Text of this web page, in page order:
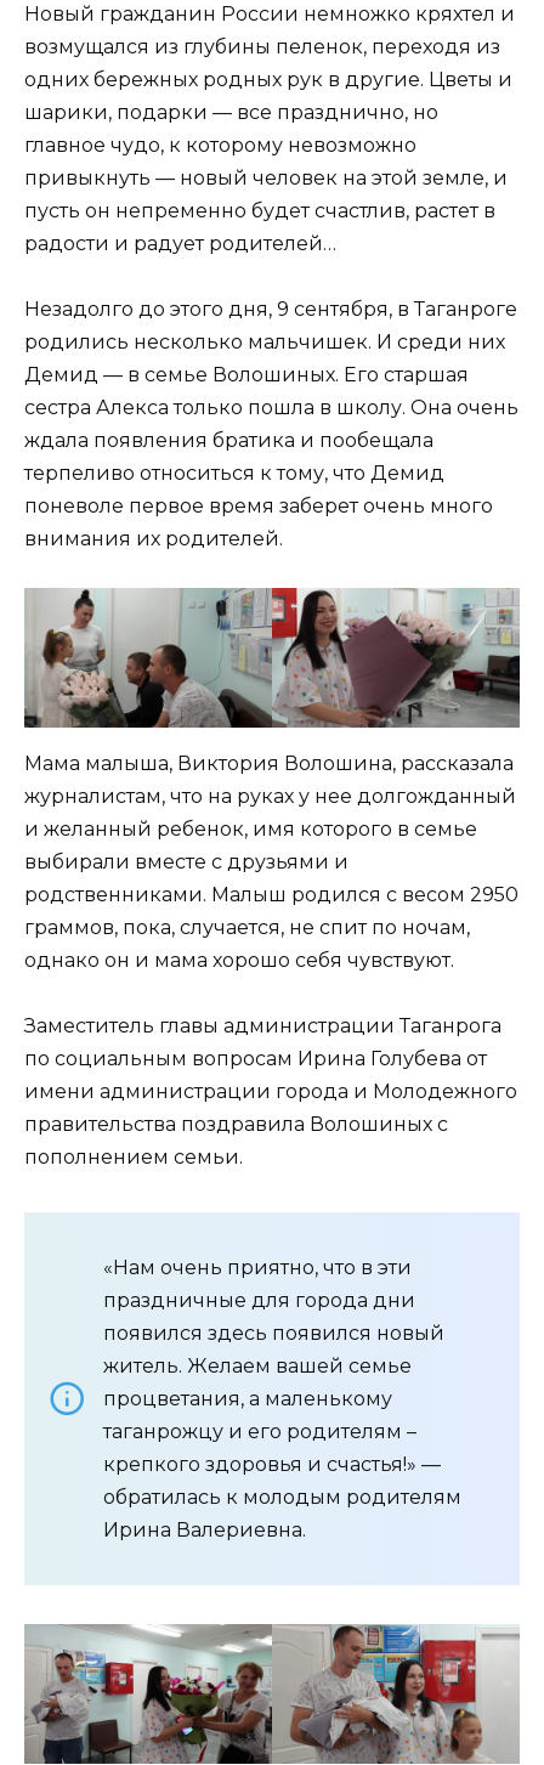
Новый гражданин России немножко кряхтел и
возмущался из глубины пеленок, переходя из
одних бережных родных рук в другие. Цветы и
шарики, подарки — все празднично, но
главное чудо, к которому невозможно
привыкнуть — новый человек на этой земле, и
пусть он непременно будет счастлив, растет в
радости и радует родителей…
Незадолго до этого дня, 9 сентября, в Таганроге
родились несколько мальчишек. И среди них
Демид — в семье Волошиных. Его старшая
сестра Алекса только пошла в школу. Она очень
ждала появления братика и пообещала
терпеливо относиться к тому, что Демид
поневоле первое время заберет очень много
внимания их родителей.
Мама малыша, Виктория Волошина, рассказала
журналистам, что на руках у нее долгожданный
и желанный ребенок, имя которого в семье
выбирали вместе с друзьями и
родственниками. Малыш родился с весом 2950
граммов, пока, случается, не спит по ночам,
однако он и мама хорошо себя чувствуют.
Заместитель главы администрации Таганрога
по социальным вопросам Ирина Голубева от
имени администрации города и Молодежного
правительства поздравила Волошиных с
пополнением семьи.
«Нам очень приятно, что в эти
праздничные для города дни
появился здесь появился новый
житель. Желаем вашей семье
процветания, а маленькому
таганрожцу и его родителям –
крепкого здоровья и счастья!» —
обратилась к молодым родителям
Ирина Валериевна.